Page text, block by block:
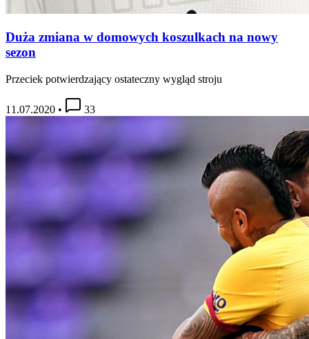
Duża zmiana w domowych koszulkach na nowy
sezon
Przeciek potwierdzający ostateczny wygląd stroju
11.07.2020 • 33